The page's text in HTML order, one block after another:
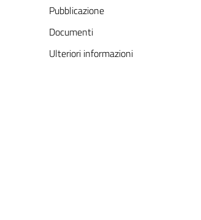
Pubblicazione
Documenti
Ulteriori informazioni